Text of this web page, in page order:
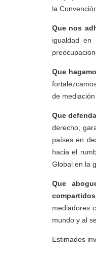
la
Que nos
igualdad
Que
de
Que
derecho,
países en
hacia el
Global en la
Que
mediadores
mundo y al
Estimados